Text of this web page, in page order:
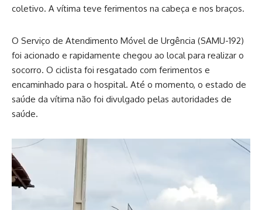
coletivo. A vítima teve ferimentos na cabeça e nos braços.
O Serviço de Atendimento Móvel de Urgência (SAMU-192)
foi acionado e rapidamente chegou ao local para realizar o
socorro. O ciclista foi resgatado com ferimentos e
encaminhado para o hospital. Até o momento, o estado de
saúde da vítima não foi divulgado pelas autoridades de
saúde.